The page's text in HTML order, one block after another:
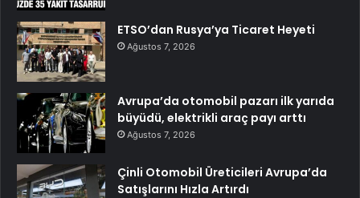
ETSO’dan Rusya’ya Ticaret Heyeti
Ağustos 7, 2026
Avrupa’da otomobil pazarı ilk yarıda
büyüdü, elektrikli araç payı arttı
Ağustos 7, 2026
Çinli Otomobil Üreticileri Avrupa’da
Satışlarını Hızla Artırdı